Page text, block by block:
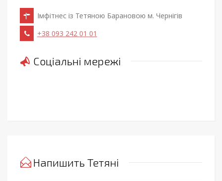
Імфітнес із Тетяною Барановою м. Чернігів
+38 093 242 01 01
Соціальні мережі
Напишить Тетяні